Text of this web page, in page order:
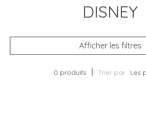
DISNEY
Afficher les filtres
0 produits Trier par Les